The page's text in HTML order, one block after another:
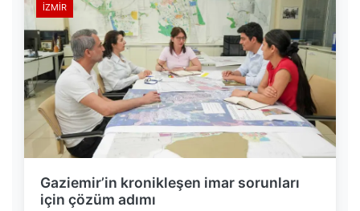
İZMIR
Gaziemir’in kronikleşen imar sorunları
için çözüm adımı